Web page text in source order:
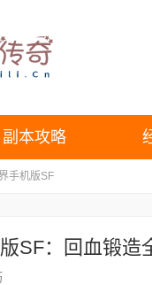
副本攻略
手机版SF
SF：回血锻造